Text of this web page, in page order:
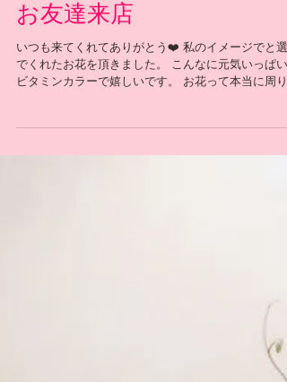
お友達来店
いつも来てくれてありがとう❤️ 私のイメージでと選
でくれたお花を頂きました。 こんなに元気いっぱい
ビタミンカラーで嬉しいです。 お花って本当に周り
価されて、ニューヨーク...